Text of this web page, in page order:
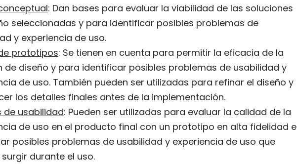
: Dan bases para evaluar la viabilidad de las soluciones
seleccionadas y para identificar posibles problemas de
y experiencia de uso.
prototipos: Se tienen en cuenta para permitir la eficacia de la
de diseño y para identificar posibles problemas de usabilidad y
de uso. También pueden ser utilizadas para refinar el diseño y
los detalles finales antes de la implementación.
de usabilidad: Pueden ser utilizadas para evaluar la calidad de la
de uso en el producto final con un prototipo en alta fidelidad e
posibles problemas de usabilidad y experiencia de uso que
durante el uso.